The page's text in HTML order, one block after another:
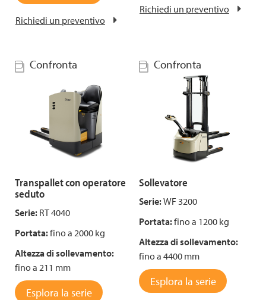
Richiedi un preventivo
Richiedi un preventivo
Confronta
Transpallet con operatore
seduto
Serie: RT 4040
Portata:fino a 2000 kg
Altezza di sollevamento:
fino a 211 mm
Esplora la serie
Confronta
Sollevatore
Serie:WF 3200
Portata:fino a 1200 kg
Altezza di sollevamento:
fino a 4400 mm
Esplora la serie